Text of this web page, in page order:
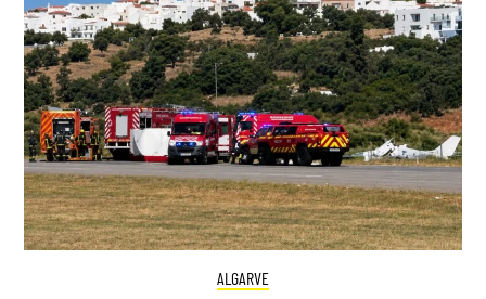
ALGARVE